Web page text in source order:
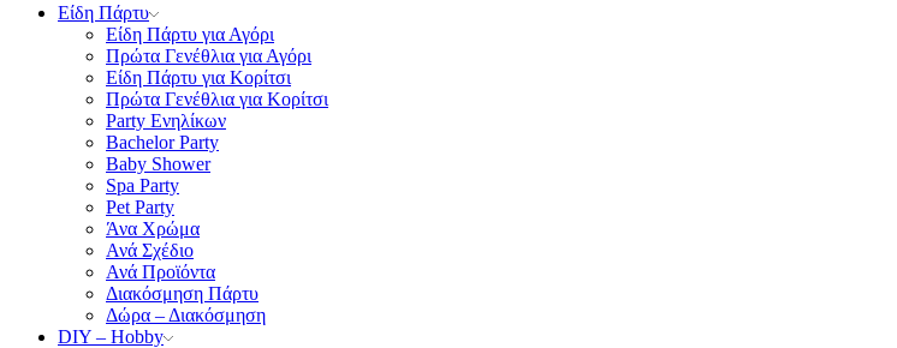
Είδη Πάρτυ
Είδη Πάρτυ για Αγόρι
Πρώτα Γενέθλια για Αγόρι
Είδη Πάρτυ για Κορίτσι
Πρώτα Γενέθλια για Κορίτσι
Party Ενηλίκων
Bachelor Party
Baby Shower
Spa Party
Pet Party
Άνα Χρώμα
Ανά Σχέδιο
Ανά Προϊόντα
Διακόσμηση Πάρτυ
Δώρα – Διακόσμηση
DIY – Hobby